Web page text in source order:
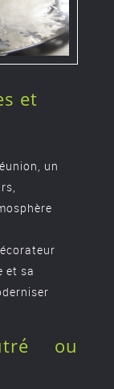
et
un
et sa
ou